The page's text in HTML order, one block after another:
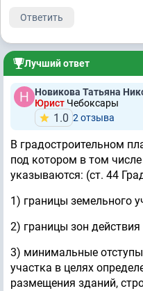
Ответить
Лучший ответ
Новикова Татьяна
Юрист Чебоксары
1.0 2 отзывa
В градостроительном
под котором в том
указываются: (ст. 44
1) границы земельного
2) границы зон
3) минимальные
участка в целях
размещения зданий,